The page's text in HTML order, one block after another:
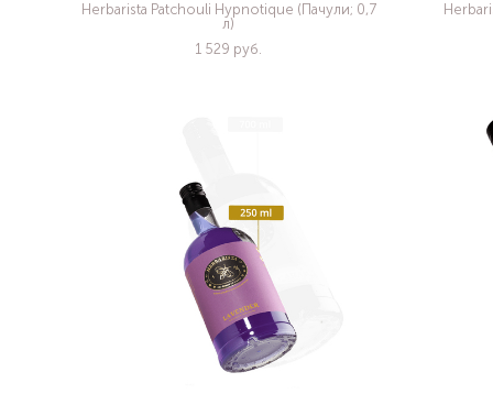
Herbarista Patchouli Hypnotique (Пачули; 0,7
л)
1 529 pуб.